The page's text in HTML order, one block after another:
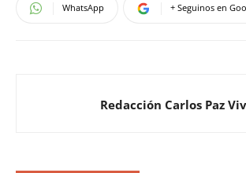
WhatsApp + Seguinos en
Redacción Carlos Paz